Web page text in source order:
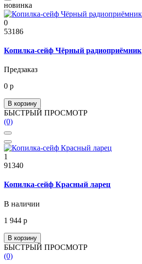
новинка
0
53186
Копилка-сейф Чёрный радиоприёмник
Предзаказ
0 р
В корзину
БЫСТРЫЙ ПРОСМОТР
(0)
1
91340
Копилка-сейф Красный ларец
В наличии
1 944 р
В корзину
БЫСТРЫЙ ПРОСМОТР
(0)